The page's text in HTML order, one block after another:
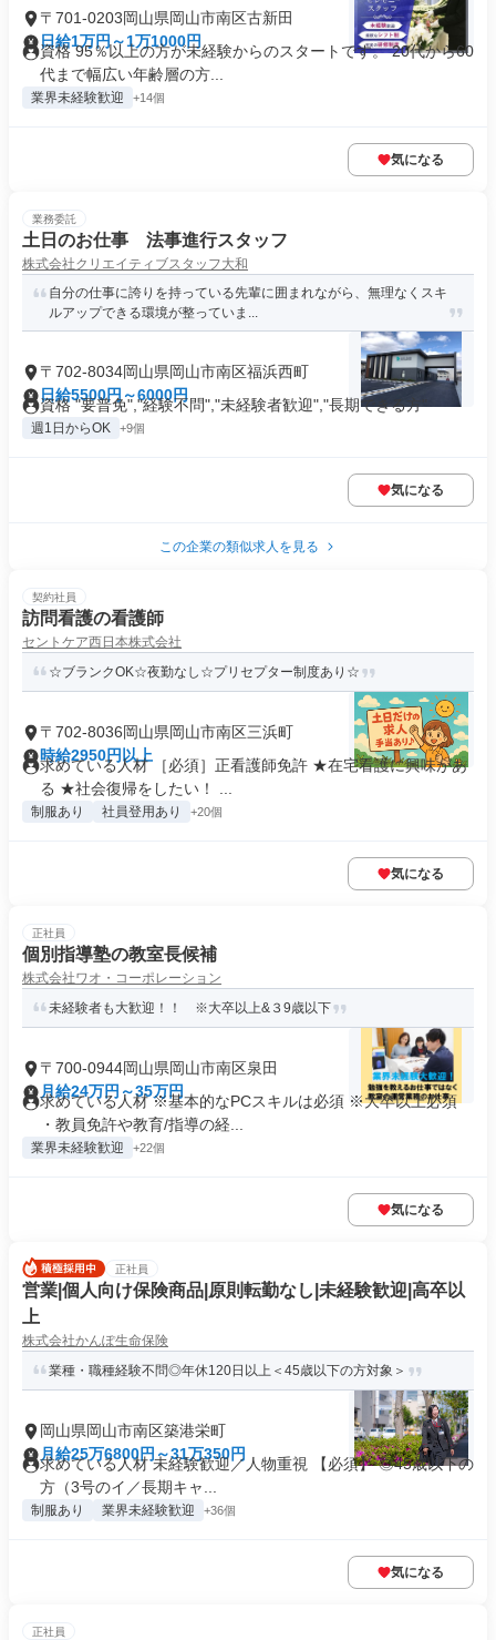
〒701-0203岡山県岡山市南区古新田
日給1万円～1万1000円
資格 95％以上の方が未経験からのスタートです。 20代から60
代まで幅広い年齢層の方...
業界未経験歓迎 +14個
気になる
業務委託
土日のお仕事 法事進行スタッフ
株式会社クリエイティブスタッフ大和
自分の仕事に誇りを持っている先輩に囲まれながら、無理なくスキ
ルアップできる環境が整っていま...
〒702-8034岡山県岡山市南区福浜西町
日給5500円～6000円
資格 "要普免","経験不問","未経験者歓迎","長期できる方"
週1日からOK +9個
気になる
この企業の類似求人を見る
契約社員
訪問看護の看護師
セントケア西日本株式会社
☆ブランクOK☆夜勤なし☆プリセプター制度あり☆
〒702-8036岡山県岡山市南区三浜町
時給2950円以上
求めている人材 ［必須］正看護師免許 ★在宅看護に興味があ
る ★社会復帰をしたい！ ...
制服あり 社員登用あり +20個
気になる
正社員
個別指導塾の教室長候補
株式会社ワオ・コーポレーション
未経験者も大歓迎！！ ※大卒以上&３9歳以下
〒700-0944岡山県岡山市南区泉田
月給24万円～35万円
求めている人材 ※基本的なPCスキルは必須 ※大卒以上必須
・教員免許や教育/指導の経...
業界未経験歓迎 +22個
気になる
正社員
営業|個人向け保険商品|原則転勤なし|未経験歓迎|高卒以
上
株式会社かんぽ生命保険
業種・職種経験不問◎年休120日以上＜45歳以下の方対象＞
岡山県岡山市南区築港栄町
月給25万6800円～31万350円
求めている人材 未経験歓迎／人物重視 【必須】 ◎45歳以下の
方（3号のイ／長期キャ...
制服あり 業界未経験歓迎 +36個
気になる
正社員